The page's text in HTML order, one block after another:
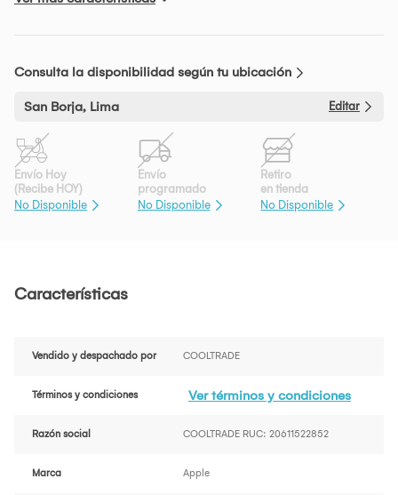
Consulta la disponibilidad según tu ubicación
San Borja, Lima Editar
Envío Hoy
(Recibe HOY)
No Disponible
Envío
programado
No Disponible
Retiro
en tienda
No Disponible
Características
Vendido y despachado por COOLTRADE
Términos y condiciones Ver términos y condiciones
Razón social COOLTRADE RUC: 20611522852
Marca Apple